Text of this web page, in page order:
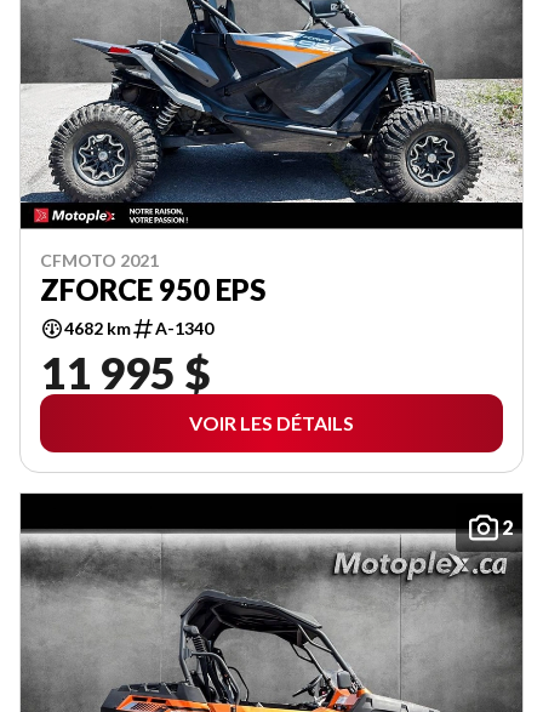
CFMOTO 2021
ZFORCE 950 EPS
4682 km A-1340
11 995 $
VOIR LES DÉTAILS
2